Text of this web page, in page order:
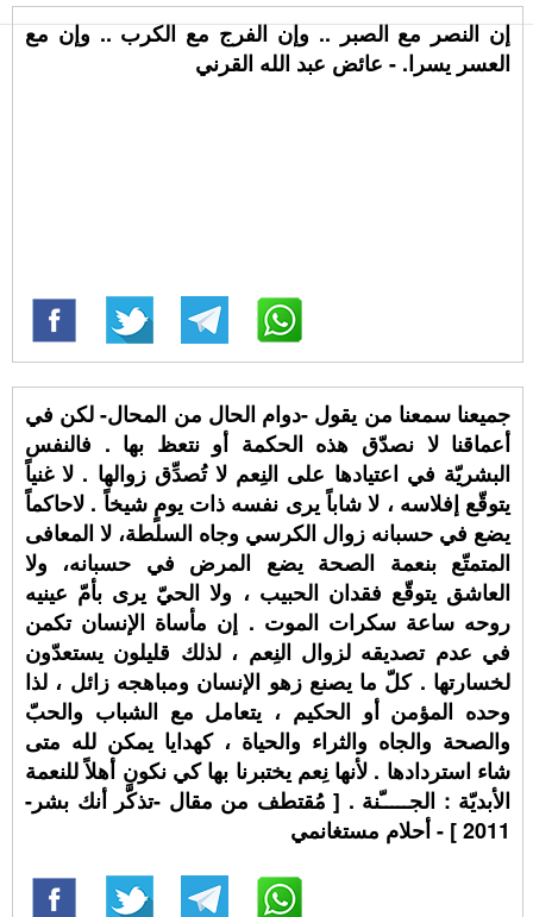
إن النصر مع الصبر .. وإن الفرج مع الكرب .. وإن مع
العسر يسرا. - عائض عبد الله القرني
جميعنا سمعنا من يقول -دوام الحال من المحال- لكن في
أعماقنا لا نصدّق هذه الحكمة أو نتعظ بها . فالنفس
البشريّة في اعتيادها على النِعم لا تُصدِّق زوالها . لا غنياً
يتوقّع إفلاسه ، لا شاباً يرى نفسه ذات يومٍ شيخاً . لاحاكماً
يضع في حسبانه زوال الكرسي وجاه السلطة، لا المعافى
المتمتّع بنعمة الصحة يضع المرض في حسبانه، ولا
العاشق يتوقّع فقدان الحبيب ، ولا الحيّ يرى بأمّ عينيه
روحه ساعة سكرات الموت . إن مأساة الإنسان تكمن
في عدم تصديقه لزوال النِعم ، لذلك قليلون يستعدّون
لخسارتها . كلّ ما يصنع زهو الإنسان ومباهجه زائل ، لذا
وحده المؤمن أو الحكيم ، يتعامل مع الشباب والحبّ
والصحة والجاه والثراء والحياة ، كهدايا يمكن لله متى
شاء استردادها . لأنها نِعم يختبرنا بها كي نكون أهلاً للنعمة
الأبديّة : الجـــــّنة . [ مُقتطف من مقال -تذكَّر أنك بشر-
2011 ] - أحلام مستغانمي